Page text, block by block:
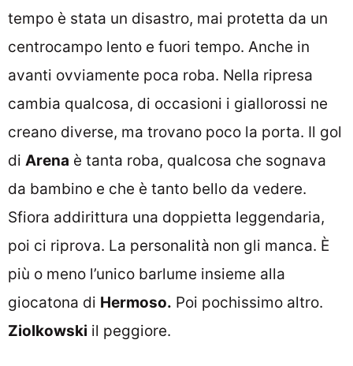
tempo è stata un disastro, mai protetta da un
centrocampo lento e fuori tempo. Anche in
avanti ovviamente poca roba. Nella ripresa
cambia qualcosa, di occasioni i giallorossi ne
creano diverse, ma trovano poco la porta. Il gol
di Arena è tanta roba, qualcosa che sognava
da bambino e che è tanto bello da vedere.
Sfiora addirittura una doppietta leggendaria,
poi ci riprova. La personalità non gli manca. È
più o meno l’unico barlume insieme alla
giocatona di Hermoso. Poi pochissimo altro.
Ziolkowski il peggiore.